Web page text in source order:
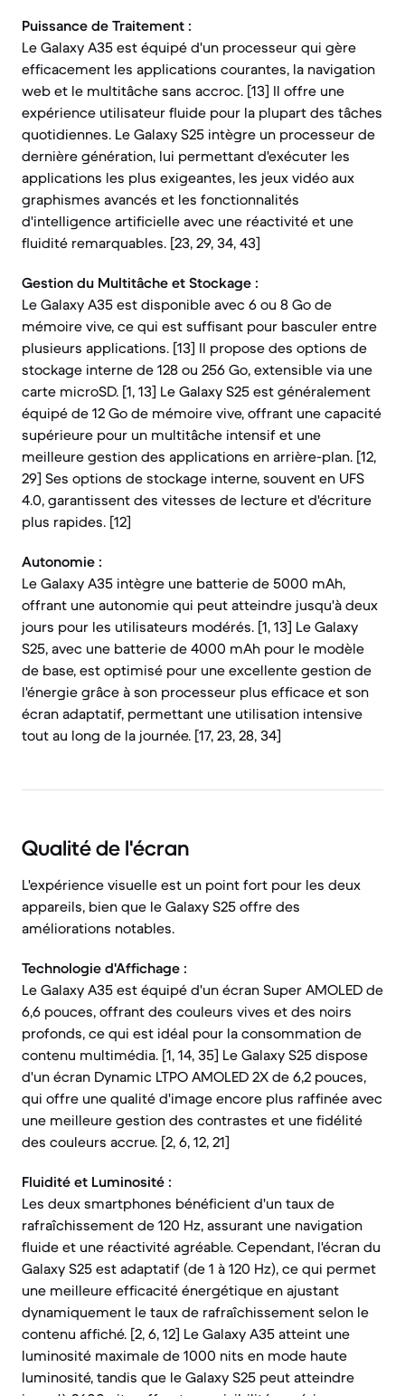
Puissance de Traitement :
Le Galaxy A35 est équipé d'un processeur qui gère
efficacement les applications courantes, la navigation
web et le multitâche sans accroc. [13] Il offre une
expérience utilisateur fluide pour la plupart des tâches
quotidiennes. Le Galaxy S25 intègre un processeur de
dernière génération, lui permettant d'exécuter les
applications les plus exigeantes, les jeux vidéo aux
graphismes avancés et les fonctionnalités
d'intelligence artificielle avec une réactivité et une
fluidité remarquables. [23, 29, 34, 43]
Gestion du Multitâche et Stockage :
Le Galaxy A35 est disponible avec 6 ou 8 Go de
mémoire vive, ce qui est suffisant pour basculer entre
plusieurs applications. [13] Il propose des options de
stockage interne de 128 ou 256 Go, extensible via une
carte microSD. [1, 13] Le Galaxy S25 est généralement
équipé de 12 Go de mémoire vive, offrant une capacité
supérieure pour un multitâche intensif et une
meilleure gestion des applications en arrière-plan. [12,
29] Ses options de stockage interne, souvent en UFS
4.0, garantissent des vitesses de lecture et d'écriture
plus rapides. [12]
Autonomie :
Le Galaxy A35 intègre une batterie de 5000 mAh,
offrant une autonomie qui peut atteindre jusqu'à deux
jours pour les utilisateurs modérés. [1, 13] Le Galaxy
S25, avec une batterie de 4000 mAh pour le modèle
de base, est optimisé pour une excellente gestion de
l'énergie grâce à son processeur plus efficace et son
écran adaptatif, permettant une utilisation intensive
tout au long de la journée. [17, 23, 28, 34]
Qualité de l'écran
L'expérience visuelle est un point fort pour les deux
appareils, bien que le Galaxy S25 offre des
améliorations notables.
Technologie d'Affichage :
Le Galaxy A35 est équipé d'un écran Super AMOLED de
6,6 pouces, offrant des couleurs vives et des noirs
profonds, ce qui est idéal pour la consommation de
contenu multimédia. [1, 14, 35] Le Galaxy S25 dispose
d'un écran Dynamic LTPO AMOLED 2X de 6,2 pouces,
qui offre une qualité d'image encore plus raffinée avec
une meilleure gestion des contrastes et une fidélité
des couleurs accrue. [2, 6, 12, 21]
Fluidité et Luminosité :
Les deux smartphones bénéficient d'un taux de
rafraîchissement de 120 Hz, assurant une navigation
fluide et une réactivité agréable. Cependant, l'écran du
Galaxy S25 est adaptatif (de 1 à 120 Hz), ce qui permet
une meilleure efficacité énergétique en ajustant
dynamiquement le taux de rafraîchissement selon le
contenu affiché. [2, 6, 12] Le Galaxy A35 atteint une
luminosité maximale de 1000 nits en mode haute
luminosité, tandis que le Galaxy S25 peut atteindre